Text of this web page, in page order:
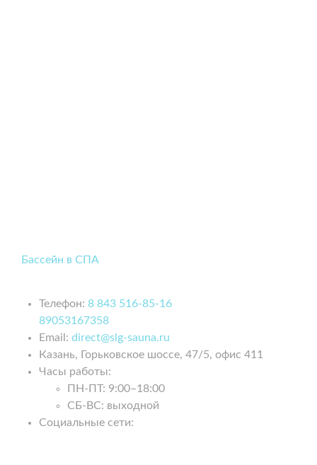
Бассейн в СПА
Телефон: 8 843 516-85-16
89053167358
Email: direct@slg-sauna.ru
Казань, Горьковское шоссе, 47/5, офис 411
Часы работы:
ПН-ПТ: 9:00–18:00
СБ-ВС: выходной
Социальные сети: